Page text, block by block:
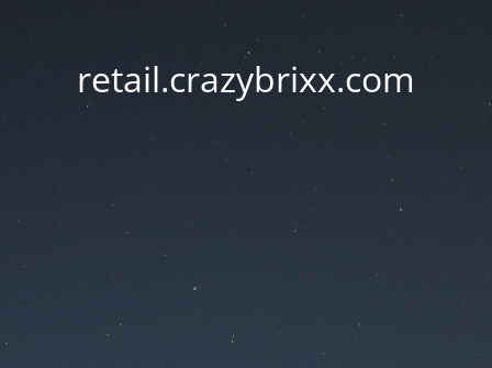
retail.crazybrixx.com